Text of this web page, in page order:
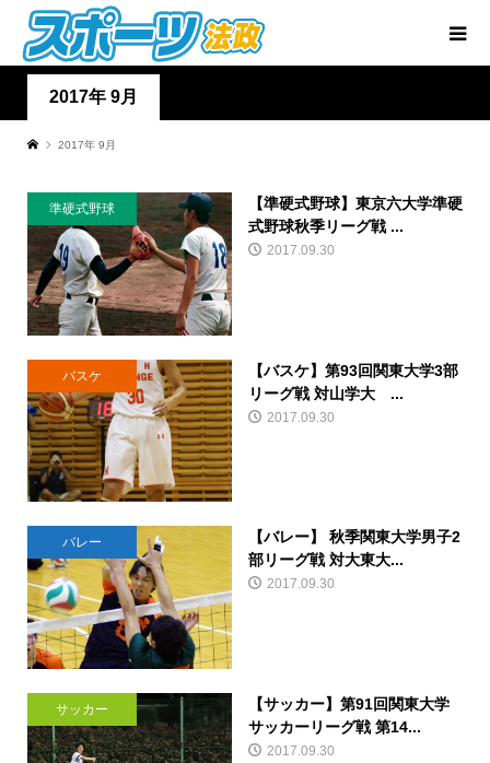
2017年 9月
2017年 9月
準硬式野球
【準硬式野球】東京六大学準硬
式野球秋季リーグ戦 ...
2017.09.30
バスケ
【バスケ】第93回関東大学3部
リーグ戦 対山学大 ...
2017.09.30
バレー
【バレー】 秋季関東大学男子2
部リーグ戦 対大東大...
2017.09.30
サッカー
【サッカー】第91回関東大学
サッカーリーグ戦 第14...
2017.09.30